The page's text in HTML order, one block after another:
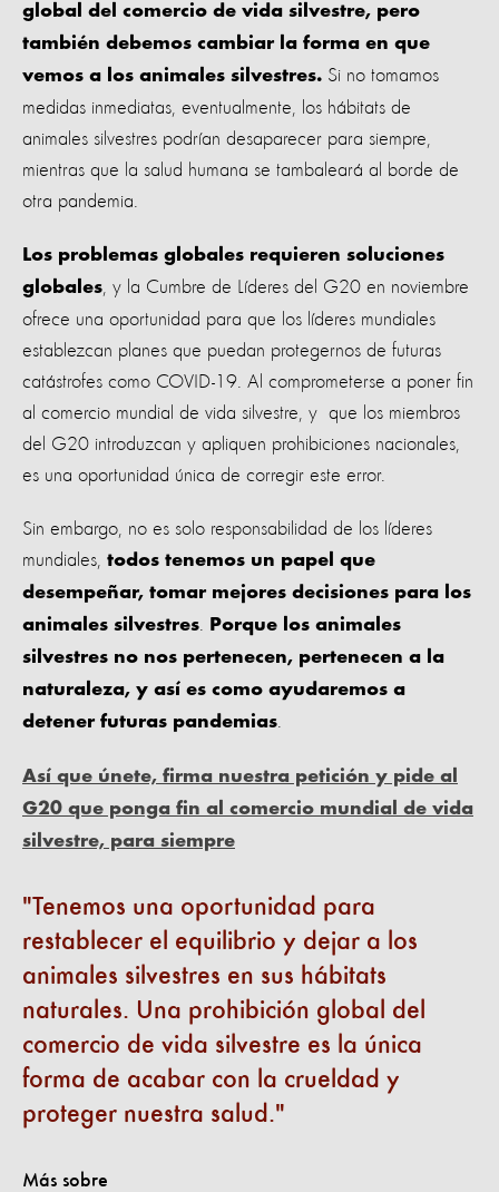
global del comercio de vida silvestre, pero
también debemos cambiar la forma en que
vemos a los animales silvestres. Si no tomamos
medidas inmediatas, eventualmente, los hábitats de
animales silvestres podrían desaparecer para siempre,
mientras que la salud humana se tambaleará al borde de
otra pandemia.
Los problemas globales requieren soluciones
globales , y la Cumbre de Líderes del G20 en noviembre
ofrece una oportunidad para que los líderes mundiales
establezcan planes que puedan protegernos de futuras
catástrofes como COVID-19. Al comprometerse a poner fin
al comercio mundial de vida silvestre, y que los miembros
del G20 introduzcan y apliquen prohibiciones nacionales,
es una oportunidad única de corregir este error.
Sin embargo, no es solo responsabilidad de los líderes
mundiales, todos tenemos un papel que
desempeñar, tomar mejores decisiones para los
animales silvestres
Porque los animales
silvestres no nos pertenecen, pertenecen a la
naturaleza, y así es como ayudaremos a
detener futuras pandemias
Así que únete, firma nuestra petición y pide al
G20 que ponga fin al comercio mundial de vida
silvestre, para siempre
Tenemos una oportunidad para
restablecer el equilibrio y dejar a los
animales silvestres en sus hábitats
naturales. Una prohibición global del
comercio de vida silvestre es la única
forma de acabar con la crueldad y
proteger nuestra salud.
Más sobre